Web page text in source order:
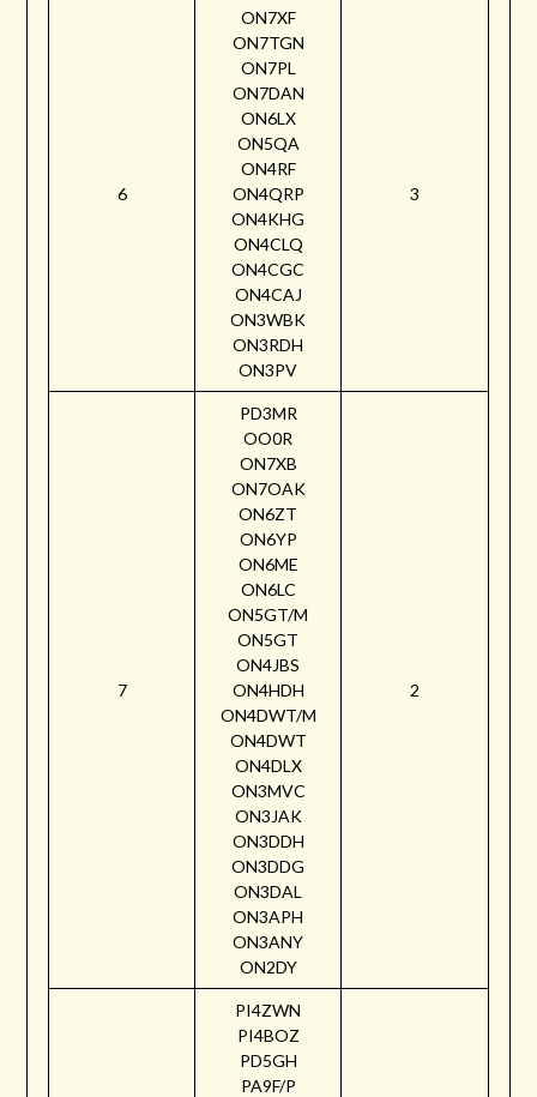
6
ON7XF
ON7TGN
ON7PL
ON7DAN
ON6LX
ON5QA
ON4RF
ON4QRP
ON4KHG
ON4CLQ
ON4CGC
ON4CAJ
ON3WBK
ON3RDH
ON3PV
3
7
PD3MR
OO0R
ON7XB
ON7OAK
ON6ZT
ON6YP
ON6ME
ON6LC
ON5GT/M
ON5GT
ON4JBS
ON4HDH
ON4DWT/M
ON4DWT
ON4DLX
ON3MVC
ON3JAK
ON3DDH
ON3DDG
ON3DAL
ON3APH
ON3ANY
ON2DY
2
PI4ZWN
PI4BOZ
PD5GH
PA9F/P